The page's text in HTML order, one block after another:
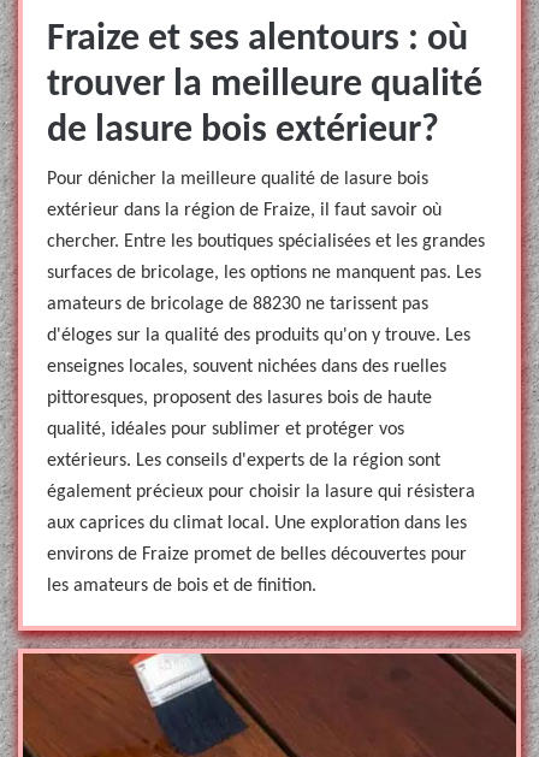
Fraize et ses alentours : où
trouver la meilleure qualité
de lasure bois extérieur?
Pour dénicher la meilleure qualité de lasure bois
extérieur dans la région de Fraize, il faut savoir où
chercher. Entre les boutiques spécialisées et les grandes
surfaces de bricolage, les options ne manquent pas. Les
amateurs de bricolage de 88230 ne tarissent pas
d'éloges sur la qualité des produits qu'on y trouve. Les
enseignes locales, souvent nichées dans des ruelles
pittoresques, proposent des lasures bois de haute
qualité, idéales pour sublimer et protéger vos
extérieurs. Les conseils d'experts de la région sont
également précieux pour choisir la lasure qui résistera
aux caprices du climat local. Une exploration dans les
environs de Fraize promet de belles découvertes pour
les amateurs de bois et de finition.